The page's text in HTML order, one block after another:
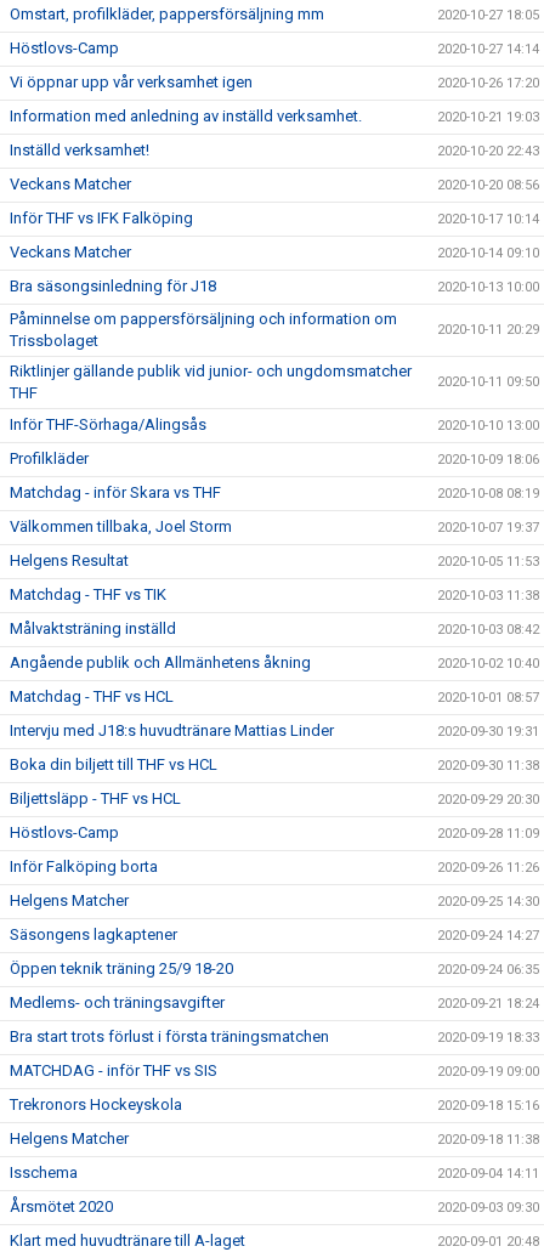
Omstart, profilkläder, pappersförsäljning mm 2020-10-27 18:05
Höstlovs-Camp 2020-10-27 14:14
Vi öppnar upp vår verksamhet igen 2020-10-26 17:20
Information med anledning av inställd verksamhet. 2020-10-21 19:03
Inställd verksamhet! 2020-10-20 22:43
Veckans Matcher 2020-10-20 08:56
Inför THF vs IFK Falköping 2020-10-17 10:14
Veckans Matcher 2020-10-14 09:10
Bra säsongsinledning för J18 2020-10-13 10:00
Påminnelse om pappersförsäljning och information om
Trissbolaget
2020-10-11 20:29
Riktlinjer gällande publik vid junior- och ungdomsmatcher
THF
2020-10-11 09:50
Inför THF-Sörhaga/Alingsås 2020-10-10 13:00
Profilkläder 2020-10-09 18:06
Matchdag - inför Skara vs THF 2020-10-08 08:19
Välkommen tillbaka, Joel Storm 2020-10-07 19:37
Helgens Resultat 2020-10-05 11:53
Matchdag - THF vs TIK 2020-10-03 11:38
Målvaktsträning inställd 2020-10-03 08:42
Angående publik och Allmänhetens åkning 2020-10-02 10:40
Matchdag - THF vs HCL 2020-10-01 08:57
Intervju med J18:s huvudtränare Mattias Linder 2020-09-30 19:31
Boka din biljett till THF vs HCL 2020-09-30 11:38
Biljettsläpp - THF vs HCL 2020-09-29 20:30
Höstlovs-Camp 2020-09-28 11:09
Inför Falköping borta 2020-09-26 11:26
Helgens Matcher 2020-09-25 14:30
Säsongens lagkaptener 2020-09-24 14:27
Öppen teknik träning 25/9 18-20 2020-09-24 06:35
Medlems- och träningsavgifter 2020-09-21 18:24
Bra start trots förlust i första träningsmatchen 2020-09-19 18:33
MATCHDAG - inför THF vs SIS 2020-09-19 09:00
Trekronors Hockeyskola 2020-09-18 15:16
Helgens Matcher 2020-09-18 11:38
Isschema 2020-09-04 14:11
Årsmötet 2020 2020-09-03 09:30
Klart med huvudtränare till A-laget 2020-09-01 20:48